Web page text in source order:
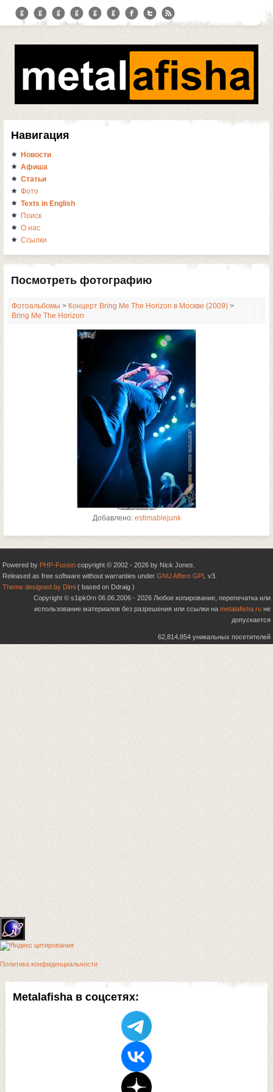
Metalafisha в соцсетях:
Навигация
Новости
Афиша
Статьи
Фото
Texts in English
Поиск
О нас
Ссылки
Посмотреть фотографию
Фотоальбомы > Концерт Bring Me The Horizon в Москве (2009) >
Bring Me The Horizon
Добавлено: estimablejunk
Powered by PHP-Fusion copyright © 2002 - 2026 by Nick Jones.
Released as free software without warranties under GNU Affero GPL v3.
Theme designed by Dimi ( based on Ddraig )
Copyright © s1ipk0rn 06.06.2006 - 2026 Любое копирование, перепечатка или
использование материалов без разрешения или ссылки на metalafisha.ru не
допускается
62,814,854 уникальных посетителей
Политика конфиденциальности